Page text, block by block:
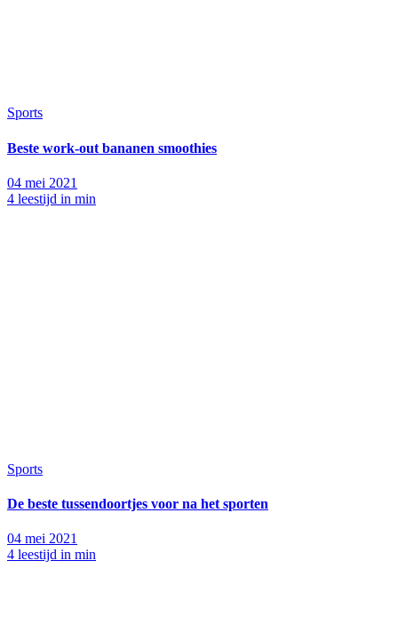
Sports
Beste work-out bananen smoothies
04 mei 2021
4 leestijd in min
Sports
De beste tussendoortjes voor na het sporten
04 mei 2021
4 leestijd in min